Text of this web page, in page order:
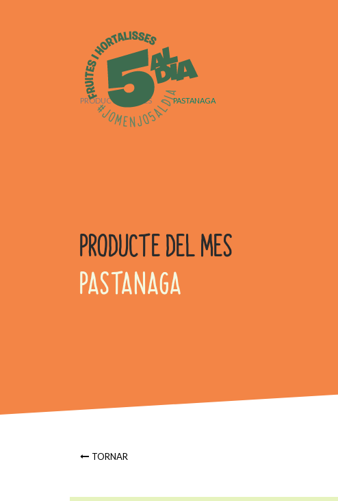
PRODUCTE DEL MES › PASTANAGA
PRODUCTE DEL MES
PASTANAGA
TORNAR